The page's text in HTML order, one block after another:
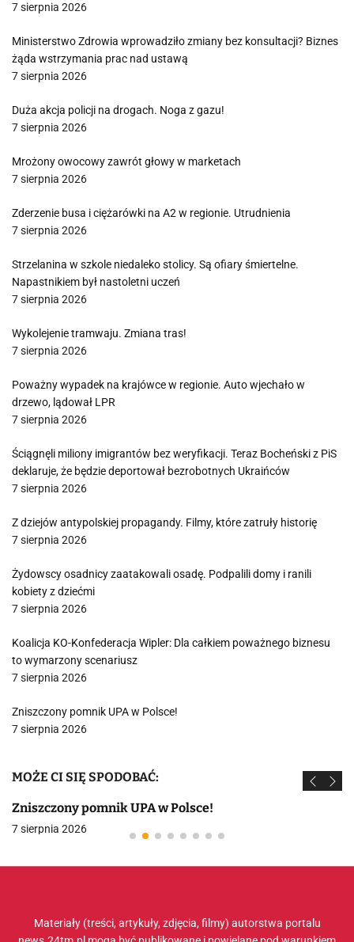
7 sierpnia 2026
Ministerstwo Zdrowia wprowadziło zmiany bez konsultacji? Biznes
żąda wstrzymania prac nad ustawą
7 sierpnia 2026
Duża akcja policji na drogach. Noga z gazu!
7 sierpnia 2026
Mrożony owocowy zawrót głowy w marketach
7 sierpnia 2026
Zderzenie busa i ciężarówki na A2 w regionie. Utrudnienia
7 sierpnia 2026
Strzelanina w szkole niedaleko stolicy. Są ofiary śmiertelne.
Napastnikiem był nastoletni uczeń
7 sierpnia 2026
Wykolejenie tramwaju. Zmiana tras!
7 sierpnia 2026
Poważny wypadek na krajówce w regionie. Auto wjechało w
drzewo, lądował LPR
7 sierpnia 2026
Ściągnęli miliony imigrantów bez weryfikacji. Teraz Bocheński z PiS
deklaruje, że będzie deportował bezrobotnych Ukraińców
7 sierpnia 2026
Z dziejów antypolskiej propagandy. Filmy, które zatruły historię
7 sierpnia 2026
Żydowscy osadnicy zaatakowali osadę. Podpalili domy i ranili
kobiety z dziećmi
7 sierpnia 2026
Koalicja KO-Konfederacja Wipler: Dla całkiem poważnego biznesu
to wymarzony scenariusz
7 sierpnia 2026
Zniszczony pomnik UPA w Polsce!
7 sierpnia 2026
MOŻE CI SIĘ SPODOBAĆ:
Zniszczony pomnik UPA w Polsce!
7 sierpnia 2026
Materiały (treści, artykuły, zdjęcia, filmy) autorstwa portalu